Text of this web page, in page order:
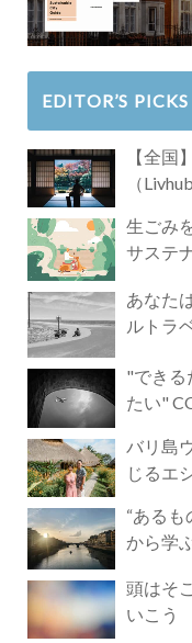
EDITOR’S
【全国
（
生ごみ
サステ
あなたはどう
ルトラ
"できる
たい"
バリ島
じるエ
“ある
から学
頭はそ
いこう